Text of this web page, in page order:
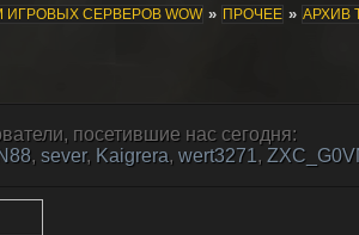
ИГРОВЫХ СЕРВЕРОВ WOW » ПРОЧЕЕ » АРХИВ
посетившие нас сегодня:
, sever, Kaigrera, wert3271,